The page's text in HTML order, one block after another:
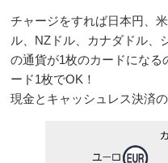
チャージをすれば日本円、
ル、NZドル、カナダドル、
の通貨が1枚のカードになる
ード1枚でOK！
現金とキャッシュレス決済